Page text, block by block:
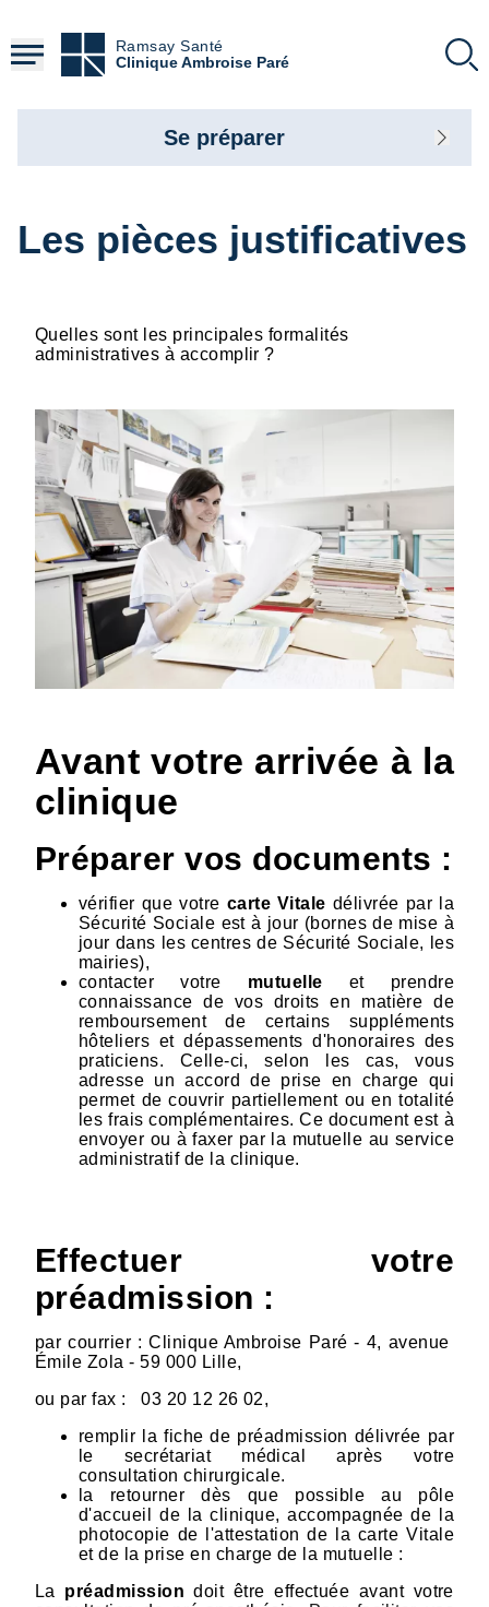
contenu
principal
Ramsay Santé
Clinique Ambroise Paré
Les pièces justificatives
Quelles sont les principales formalités
administratives à accomplir ?
Avant votre arrivée à la
clinique
Préparer vos documents :
vérifier que votre carte Vitale délivrée par la
Sécurité Sociale est à jour (bornes de mise à
jour dans les centres de Sécurité Sociale, les
mairies),
contacter votre mutuelle et prendre
connaissance de vos droits en matière de
remboursement de certains suppléments
hôteliers et dépassements d'honoraires des
praticiens. Celle-ci, selon les cas, vous
adresse un accord de prise en charge qui
permet de couvrir partiellement ou en totalité
les frais complémentaires. Ce document est à
envoyer ou à faxer par la mutuelle au service
administratif de la clinique.
Effectuer votre
préadmission :
par courrier : Clinique Ambroise Paré - 4, avenue
Émile Zola - 59 000 Lille,
ou par fax :03 20 12 26 02,
remplir la fiche de préadmission délivrée par
le secrétariat médical après votre
consultation chirurgicale.
la retourner dès que possible au pôle
d'accueil de la clinique, accompagnée de la
photocopie de l'attestation de la carte Vitale
et de la prise en charge de la mutuelle :
La préadmission doit être effectuée avant votre
Se préparer